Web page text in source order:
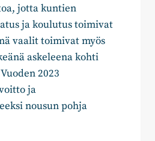
jotta kuntien
ja koulutus toimivat
vaalit toimivat myös
askeleena kohti
2023
ja
nousun pohja